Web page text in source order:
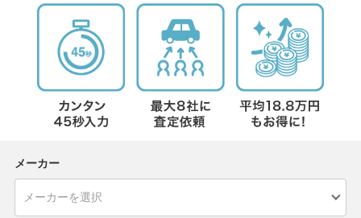
メーカー